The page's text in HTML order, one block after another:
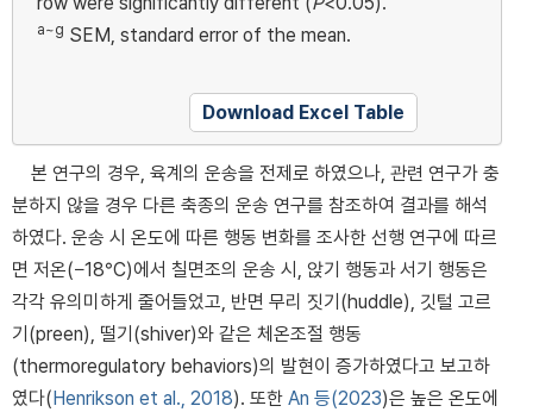
a~g SEM, standard error of the mean.
Download Excel Table
본 연구의 경우, 육계의 운송을 전제로 하였으나, 관련 연구가 충
분하지 않을 경우 다른 축종의 운송 연구를 참조하여 결과를 해석
하였다. 운송 시 온도에 따른 행동 변화를 조사한 선행 연구에 따르
면 저온(−18°C)에서 칠면조의 운송 시, 앉기 행동과 서기 행동은
각각 유의미하게 줄어들었고, 반면 무리 짓기(huddle), 깃털 고르
기(preen), 떨기(shiver)와 같은 체온조절 행동
(thermoregulatory behaviors)의 발현이 증가하였다고 보고하
였다(Henrikson et al., 2018). 또한 An 등(2023)은 높은 온도에